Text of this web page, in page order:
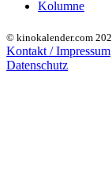
Kolumne
© kinokalender.com
Kontakt / Impressum
Datenschutz